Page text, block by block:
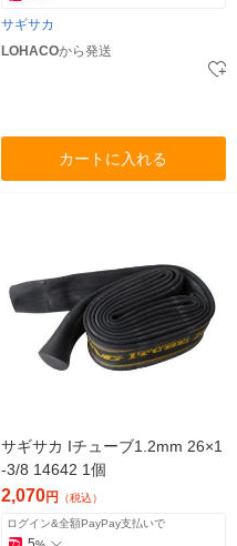
サギサカ
LOHACOから発送
カートに入れる
サギサカ Iチューブ1.2mm 26×1
-3/8 14642 1個
2,070円 （税込）
ログイン&全額PayPay支払いで